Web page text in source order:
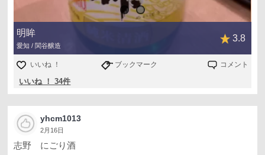
明眸
愛知 / 関谷醸造
3.8
いいね ！ ブックマーク コメント
いいね ！ 34件
yhcm1013
2月16日
志野 にごり酒